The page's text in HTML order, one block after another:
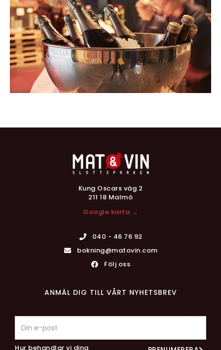
Kung Oscars väg 2
211 18 Malmö
Google karta →
040 - 46 76 92
bokning@matovin.com
Följ oss
ANMÄL DIG TILL VÅRT NYHETSBREV
Hur behandlar vi dina